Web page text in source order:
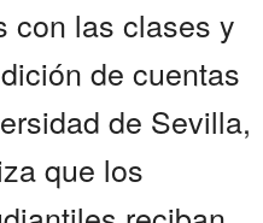
con las clases y
de cuentas
de Sevilla,
que los